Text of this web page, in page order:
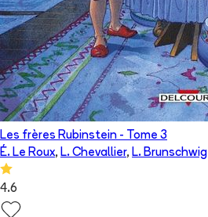
Les frères Rubinstein - Tome 3
É. Le Roux, L. Chevallier, L. Brunschwig
4.6